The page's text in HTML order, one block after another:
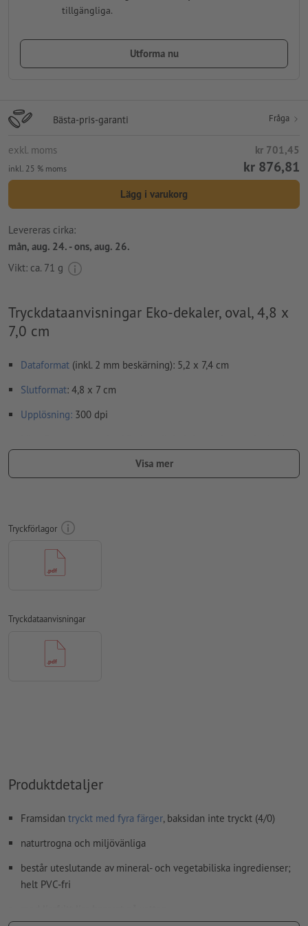
tillgängliga.
Utforma nu
Bästa-pris-garanti Fråga
exkl. moms kr 701,45
inkl. 25 % moms kr 876,81
Lägg i varukorg
Levereras cirka:
mån, aug. 24. - ons, aug. 26.
Vikt: ca. 71 g
Tryckdataanvisningar Eko-dekaler, oval, 4,8 x
7,0 cm
Dataformat (inkl. 2 mm beskärning): 5,2 x 7,4 cm
Slutformat: 4,8 x 7 cm
Upplösning: 300 dpi
teckensnittmåste våra fullständigt inbäddade eller
färgläge:
CMYK, FOGRA51 (PSO Coated v3) för bestruket papper,
FOGRA52 (PSO Uncoated v3 FOGRA52) för obestruket papper
stavfel och sättningsfel
Transparenser
kommentarer
Innehåll från
Visa mer
Tryckförlagor
Tryckdataanvisningar
Produktdetaljer
Framsidan tryckt med fyra färger, baksidan inte tryckt (4/0)
naturtrogna och miljövänliga
består uteslutande av mineral- och vegetabiliska ingredienser;
helt PVC-fri